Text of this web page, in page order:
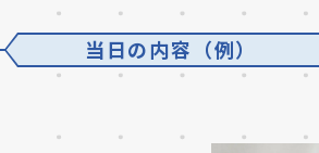
当日の内容（例）